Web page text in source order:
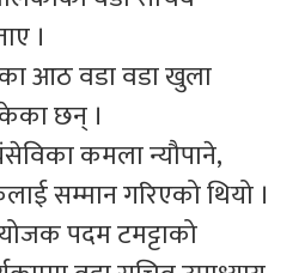
।
आठ वडा वडा खुला
छन् ।
कमला न्यौपाने,
सम्मान गरिएको थियो ।
पदम टमट्टाको